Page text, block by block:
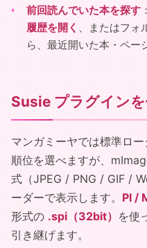
前回読んでいた本を探す
履歴を開く 、またはフォ
ら、最近開いた本・ペー
Susie プラグイン
マンガミーヤでは標準ロ
順位を選べますが、
式（JPEG / PNG / GIF /
ーダーで表示します。 PI /
形式の .spi（32bit） を使
引き継げます。